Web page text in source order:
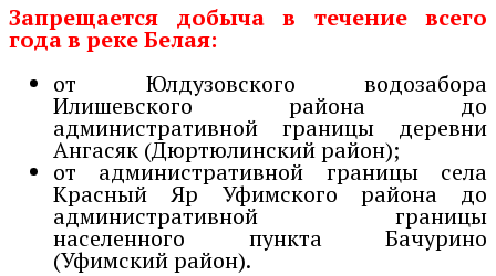
Запрещается добыча в течение всего
года в реке Белая:
от Юлдузовского водозабора
Илишевского района до
административной границы деревни
Ангасяк (Дюртюлинский район);
от административной границы села
Красный Яр Уфимского района до
административной границы
населенного пункта Бачурино
(Уфимский район).